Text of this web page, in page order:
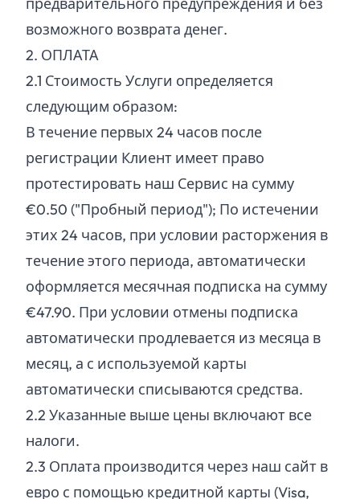
предварительного предупреждения и без
возможного возврата денег.
2. ОПЛАТА
2.1 Стоимость Услуги определяется
следующим образом:
В течение первых 24 часов после
регистрации Клиент имеет право
протестировать наш Сервис на сумму
€0.50 ("Пробный период"); По истечении
этих 24 часов, при условии расторжения в
течение этого периода, автоматически
оформляется месячная подписка на сумму
€47.90. При условии отмены подписка
автоматически продлевается из месяца в
месяц, а с используемой карты
автоматически списываются средства.
2.2 Указанные выше цены включают все
налоги.
2.3 Оплата производится через наш сайт в
евро с помощью кредитной карты (Visa,